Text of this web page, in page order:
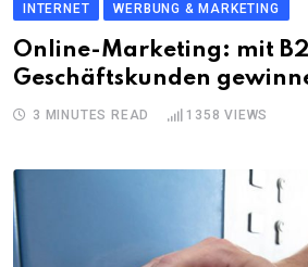
INTERNET WERBUNG & MARKETING
Online-Marketing: mit
Geschäftskunden
3 MINUTES READ 1358 VIEWS